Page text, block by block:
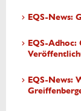
EQS-News:
EQS-Adhoc:
EQS-News: